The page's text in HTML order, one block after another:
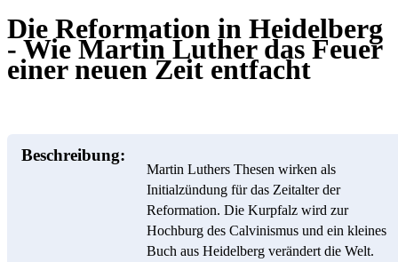
Die Reformation in Heidelberg
- Wie Martin Luther das Feuer
einer neuen Zeit entfacht
Beschreibung:
Martin Luthers Thesen wirken als
Initialzündung für das Zeitalter der
Reformation. Die Kurpfalz wird zur
Hochburg des Calvinismus und ein kleines
Buch aus Heidelberg verändert die Welt.